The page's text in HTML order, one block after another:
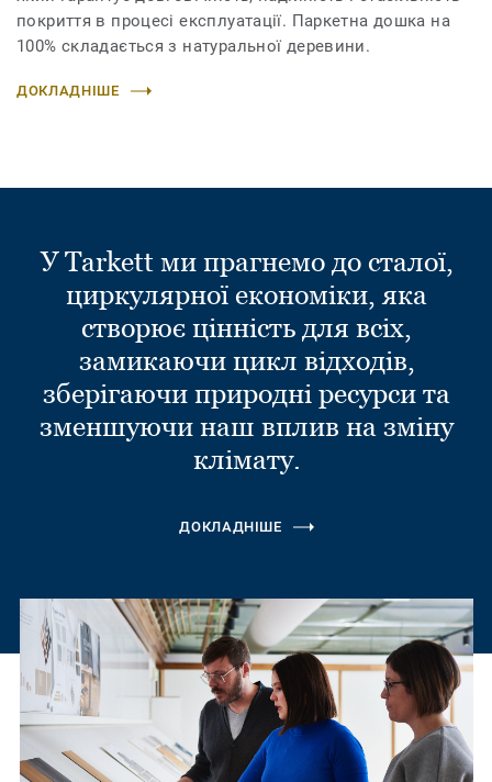
покриття в процесі експлуатації. Паркетна дошка на
100% складається з натуральної деревини.
ДОКЛАДНІШЕ
У Tarkett ми прагнемо до сталої,
циркулярної економіки, яка
створює цінність для всіх,
замикаючи цикл відходів,
зберігаючи природні ресурси та
зменшуючи наш вплив на зміну
клімату.
ДОКЛАДНІШЕ